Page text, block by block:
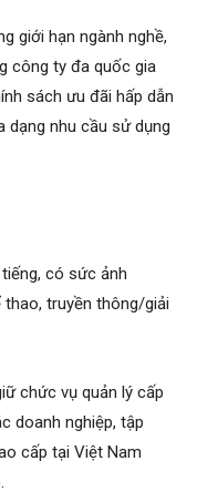
giới hạn ngành nghề,
công ty đa quốc gia
sách ưu đãi hấp dẫn
dạng nhu cầu sử dụng
có sức ảnh
truyền thông/giải
chức vụ quản lý cấp
doanh nghiệp, tập
cấp tại Việt Nam